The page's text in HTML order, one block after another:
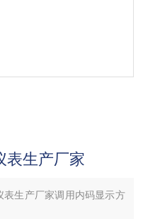
表生产厂家
表生产厂家调用内码显示方